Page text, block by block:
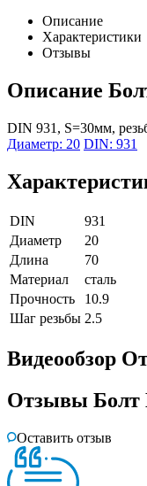
Описание
Характеристики
Отзывы
Описание
DIN 931, S=30мм,
Диаметр: 20 DIN: 931
DIN
931
Диаметр
20
Длина
70
Материал
сталь
Прочность
10.9
Шаг резьбы 2.5
Видеообзор
Отзывы Болт
Оставить отзыв